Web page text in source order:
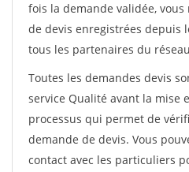
fois la demande validée,
de devis enregistrées depuis
tous les partenaires du
Toutes les demandes devis
service Qualité avant la mise
processus qui permet de
demande de devis. Vous
contact avec les particuliers